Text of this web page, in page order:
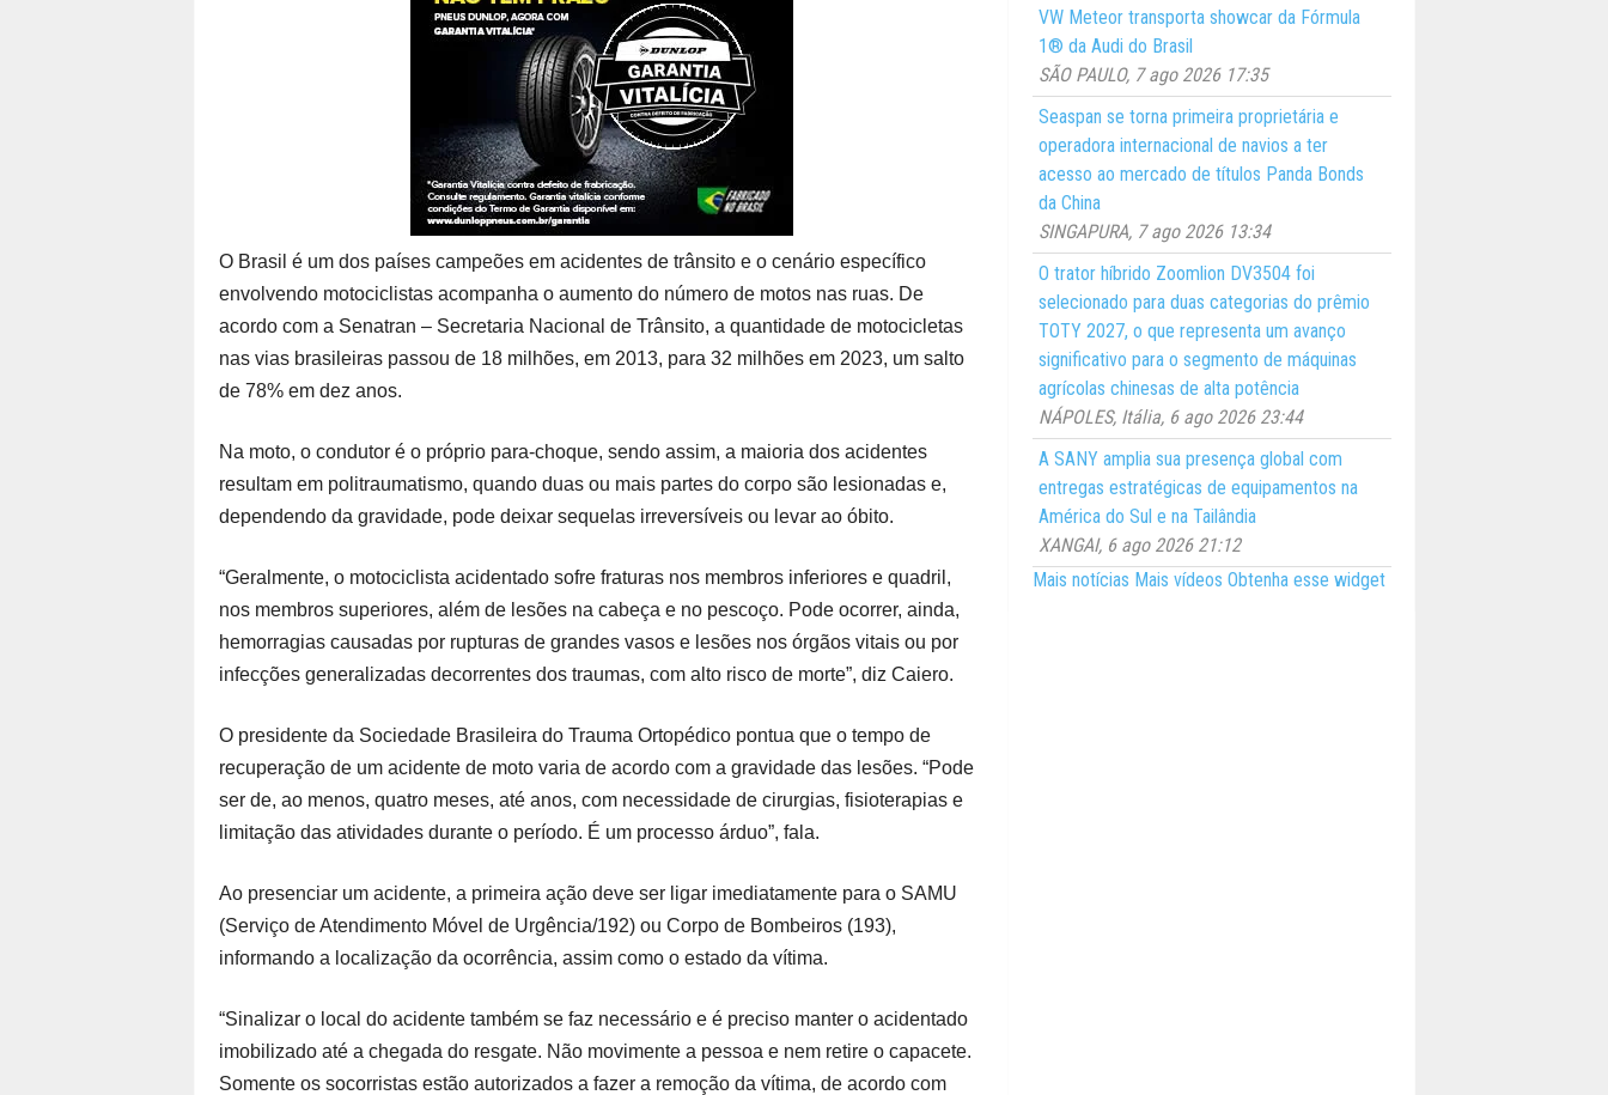
O Brasil é um dos países campeões em acidentes de trânsito e o cenário específico
envolvendo motociclistas acompanha o aumento do número de motos nas ruas. De
acordo com a Senatran – Secretaria Nacional de Trânsito, a quantidade de motocicletas
nas vias brasileiras passou de 18 milhões, em 2013, para 32 milhões em 2023, um salto
de 78% em dez anos.
Na moto, o condutor é o próprio para-choque, sendo assim, a maioria dos acidentes
resultam em politraumatismo, quando duas ou mais partes do corpo são lesionadas e,
dependendo da gravidade, pode deixar sequelas irreversíveis ou levar ao óbito.
“Geralmente, o motociclista acidentado sofre fraturas nos membros inferiores e quadril,
nos membros superiores, além de lesões na cabeça e no pescoço. Pode ocorrer, ainda,
hemorragias causadas por rupturas de grandes vasos e lesões nos órgãos vitais ou por
infecções generalizadas decorrentes dos traumas, com alto risco de morte”, diz Caiero.
O presidente da Sociedade Brasileira do Trauma Ortopédico pontua que o tempo de
recuperação de um acidente de moto varia de acordo com a gravidade das lesões. “Pode
ser de, ao menos, quatro meses, até anos, com necessidade de cirurgias, fisioterapias e
limitação das atividades durante o período. É um processo árduo”, fala.
Ao presenciar um acidente, a primeira ação deve ser ligar imediatamente para o SAMU
(Serviço de Atendimento Móvel de Urgência/192) ou Corpo de Bombeiros (193),
informando a localização da ocorrência, assim como o estado da vítima.
“Sinalizar o local do acidente também se faz necessário e é preciso manter o acidentado
imobilizado até a chegada do resgate. Não movimente a pessoa e nem retire o capacete.
Somente os socorristas estão autorizados a fazer a remoção da vítima, de acordo com
VW Meteor transporta showcar da Fórmula
1® da Audi do Brasil
SÃO PAULO, 7 ago 2026 17:35
Seaspan se torna primeira proprietária e
operadora internacional de navios a ter
acesso ao mercado de títulos Panda Bonds
da China
SINGAPURA, 7 ago 2026 13:34
O trator híbrido Zoomlion DV3504 foi
selecionado para duas categorias do prêmio
TOTY 2027, o que representa um avanço
significativo para o segmento de máquinas
agrícolas chinesas de alta potência
NÁPOLES, Itália, 6 ago 2026 23:44
A SANY amplia sua presença global com
entregas estratégicas de equipamentos na
América do Sul e na Tailândia
XANGAI, 6 ago 2026 21:12
Mais notícias Mais vídeos Obtenha esse widget